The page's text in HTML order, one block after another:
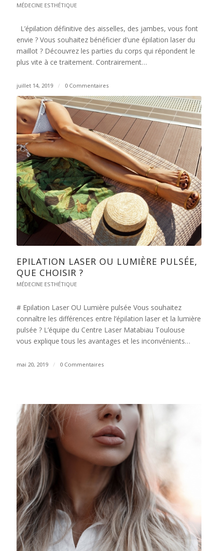
MÉDECINE ESTHÉTIQUE
L’épilation définitive des aisselles, des jambes, vous font
envie ? Vous souhaitez bénéficier d'une épilation laser du
maillot ? Découvrez les parties du corps qui répondent le
plus vite à ce traitement. Contrairement…
juillet 14, 2019 / 0 Commentaires
EPILATION LASER OU LUMIÈRE PULSÉE,
QUE CHOISIR ?
MÉDECINE ESTHÉTIQUE
# Epilation Laser OU Lumière pulsée Vous souhaitez
connaître les différences entre l’épilation laser et la lumière
pulsée ? L’équipe du Centre Laser Matabiau Toulouse
vous explique tous les avantages et les inconvénients…
mai 20, 2019 / 0 Commentaires